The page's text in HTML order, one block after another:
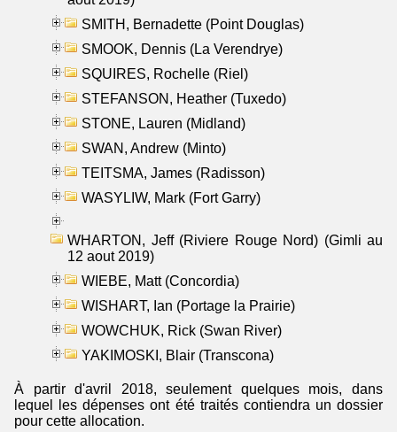
SMITH, Bernadette (Point Douglas)
SMOOK, Dennis (La Verendrye)
SQUIRES, Rochelle (Riel)
STEFANSON, Heather (Tuxedo)
STONE, Lauren (Midland)
SWAN, Andrew (Minto)
TEITSMA, James (Radisson)
WASYLIW, Mark (Fort Garry)
WHARTON, Jeff (Riviere Rouge Nord) (Gimli au
12 aout 2019)
WIEBE, Matt (Concordia)
WISHART, Ian (Portage la Prairie)
WOWCHUK, Rick (Swan River)
YAKIMOSKI, Blair (Transcona)
À partir d'avril 2018, seulement quelques mois, dans
lequel les dépenses ont été traités contiendra un dossier
pour cette allocation.